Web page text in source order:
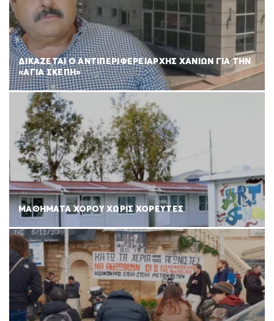
ΔΙΚΑΖΕΤΑΙ Ο ΑΝΤΙΠΕΡΙΦΕΡΕΙΑΡΧΗΣ ΧΑΝΙΩΝ ΓΙΑ ΤΗΝ
«ΑΓΙΑ ΣΚΕΠΗ»
ΜΑΘΗΜΑΤΑ ΧΟΡΟΥ ΧΩΡΙΣ ΧΟΡΕΥΤΕΣ